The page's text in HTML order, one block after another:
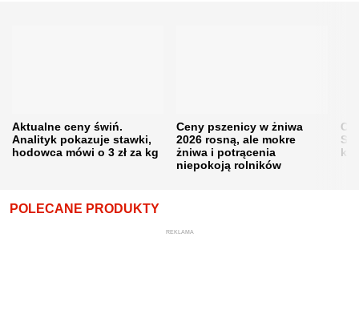
Aktualne ceny świń.
Analityk pokazuje stawki,
hodowca mówi o 3 zł za kg
Ceny pszenicy w żniwa
2026 rosną, ale mokre
żniwa i potrącenia
niepokoją rolników
POLECANE PRODUKTY
REKLAMA